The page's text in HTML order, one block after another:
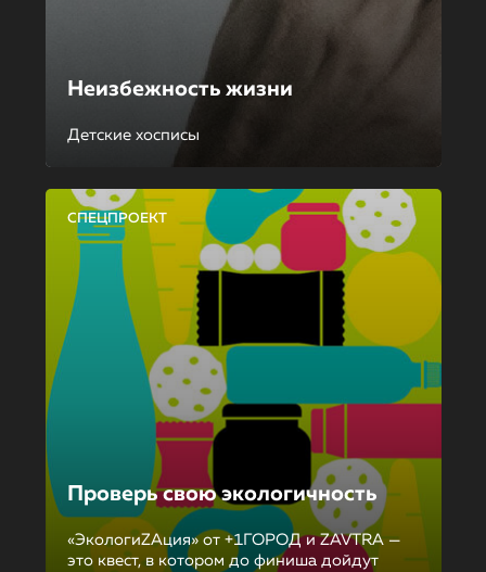
Неизбежность жизни
Детские хосписы
СПЕЦПРОЕКТ
Проверь свою экологичность
«ЭкологиZAция» от +1ГОРОД и ZAVTRA —
это квест, в котором до финиша дойдут